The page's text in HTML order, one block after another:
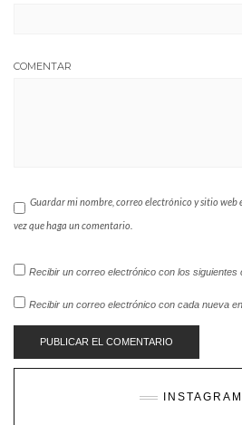
COMENTAR
Guardar mi nombre, correo electrónico y sitio web
vez que haga un comentario.
Recibir un correo electrónico con los siguientes
Recibir un correo electrónico con cada nueva
INSTAGRAM